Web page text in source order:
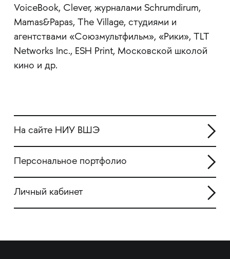
VoiceBook, Clever, журналами Schrumdirum,
Mamas&Papas, The Village, студиями и
агентствами «Союзмультфильм», «Рики», TLT
Networks Inc., ESH Print, Московской школой
кино и др.
На сайте НИУ ВШЭ
Персональное портфолио
Личный кабинет